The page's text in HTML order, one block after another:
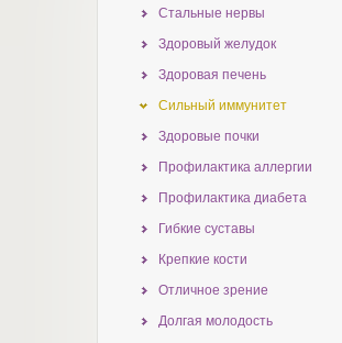
Стальные нервы
Здоровый желудок
Здоровая печень
Сильный иммунитет
Здоровые почки
Профилактика аллергии
Профилактика диабета
Гибкие суставы
Крепкие кости
Отличное зрение
Долгая молодость